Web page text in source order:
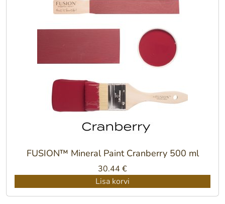
FUSION™ Mineral Paint Cranberry 500 ml
30.44 €
Lisa korvi